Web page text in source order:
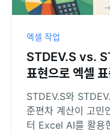
엑셀 작업
STDEV.S vs.
표현으로 엑셀
STDEV.S와
준편차 계산이 고민
터 Excel AI를 활용